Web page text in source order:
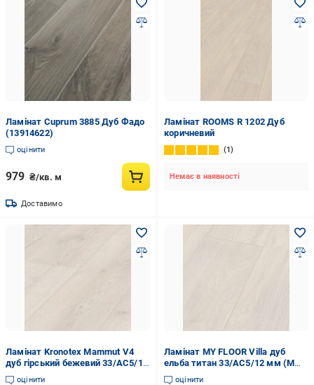
Ламінат Cuprum 3885 Дуб Фадо
(13914622)
оцінити
979 ₴/кв. м
Доставимо
Ламінат ROOMS R 1202 Дуб
коричневий
1
Немає в наявності
Ламінат Kronotex Mammut V4
дуб гірський бежевий 33/АС5/12
мм (4728)
оцінити
Ламінат MY FLOOR Villa дуб
ельба титан 33/АС5/12 мм (M
1230)
оцінити